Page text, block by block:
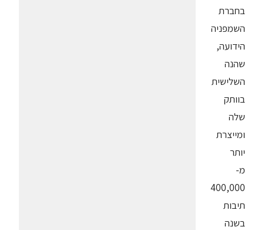
בחברת
השמפניה
הידועה,
שהנה
השלישית
בוותק
שלה
ומייצרת
יותר
מ-
400,000
תיבות
בשנה